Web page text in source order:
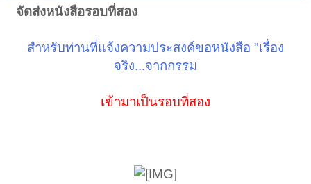
จัดส่งหนังสือรอบที่สอง
สำหรับท่านที่แจ้งความประสงค์ขอหนังสือ "เรื่อง
จริง...จากกรรม
เข้ามาเป็นรอบที่สอง